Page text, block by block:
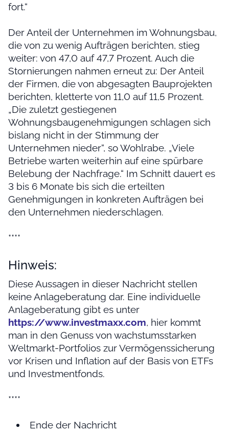
fort.“
Der Anteil der Unternehmen im Wohnungsbau,
die von zu wenig Aufträgen berichten, stieg
weiter: von 47,0 auf 47,7 Prozent. Auch die
Stornierungen nahmen erneut zu: Der Anteil
der Firmen, die von abgesagten Bauprojekten
berichten, kletterte von 11,0 auf 11,5 Prozent.
„Die zuletzt gestiegenen
Wohnungsbaugenehmigungen schlagen sich
bislang nicht in der Stimmung der
Unternehmen nieder“, so Wohlrabe. „Viele
Betriebe warten weiterhin auf eine spürbare
Belebung der Nachfrage.“ Im Schnitt dauert es
3 bis 6 Monate bis sich die erteilten
Genehmigungen in konkreten Aufträgen bei
den Unternehmen niederschlagen.
****
Hinweis:
Diese Aussagen in dieser Nachricht stellen
keine Anlageberatung dar. Eine individuelle
Anlageberatung gibt es unter
https://www.investmaxx.com, hier kommt
man in den Genuss von wachstumsstarken
Weltmarkt-Portfolios zur Vermögenssicherung
vor Krisen und Inflation auf der Basis von ETFs
und Investmentfonds.
****
Ende der Nachricht